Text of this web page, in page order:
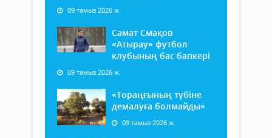
09 тамыз 2026 ж.
Самат Смақов
«Атырау» футбол
клубының бас бапкері
09 тамыз 2026 ж.
«Тораңғының түбіне
демалуға болмайды»
09 тамыз 2026 ж.